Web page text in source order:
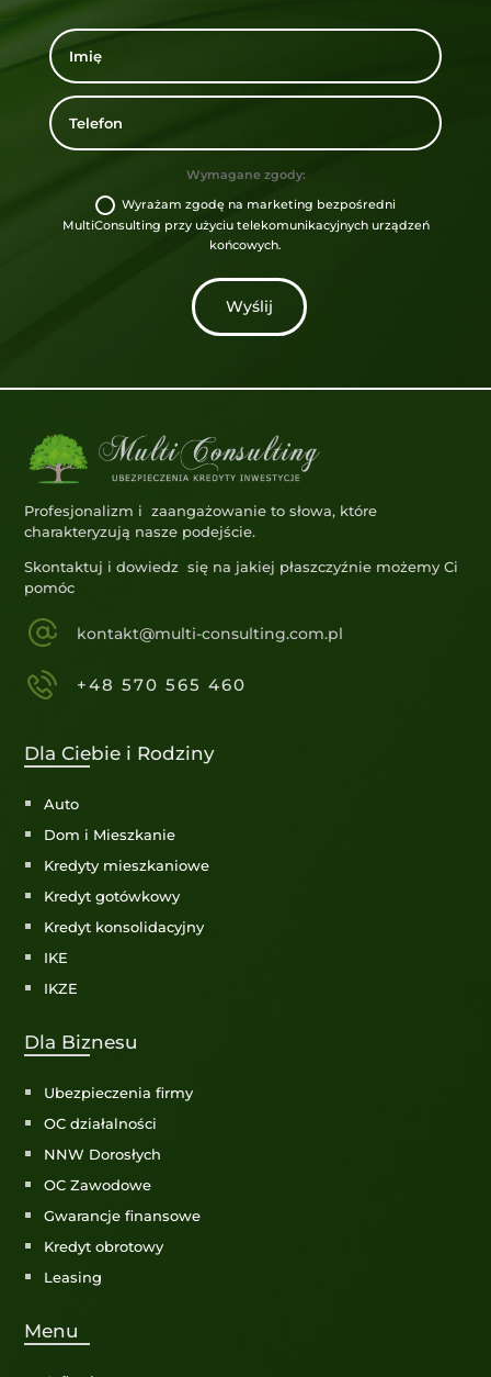
Wymagane zgody:
Wyrażam zgodę na marketing bezpośredni
MultiConsulting przy użyciu telekomunikacyjnych urządzeń
końcowych.
Wyślij
Profesjonalizm i zaangażowanie to słowa, które
charakteryzują nasze podejście.
Skontaktuj i dowiedz się na jakiej płaszczyźnie możemy Ci
pomóc
kontakt@multi-consulting.com.pl
+48 570 565 460
Dla Ciebie i Rodziny
Auto
Dom i Mieszkanie
Kredyty mieszkaniowe
Kredyt gotówkowy
Kredyt konsolidacyjny
IKE
IKZE
Dla Biznesu
Ubezpieczenia firmy
OC działalności
NNW Dorosłych
OC Zawodowe
Gwarancje finansowe
Kredyt obrotowy
Leasing
Menu